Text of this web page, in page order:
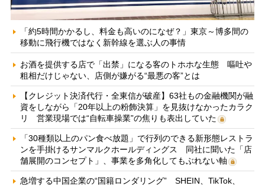
「約5時間かかるし、料金も高いのになぜ？」東京～博多間の
移動に飛行機ではなく新幹線を選ぶ人の事情
お酒を提供する店で「出禁」になる客のトホホな生態 嘔吐や
粗相だけじゃない、店側が嫌がる“最悪の客”とは
【クレジット決済代行・全東信が破産】63社もの金融機関が融
資をしながら「20年以上の粉飾決算」を見抜けなかったカラク
リ 営業現場では“自転車操業”の焦りも表出していた
「30種類以上のパン食べ放題」で行列のできる新形態レストラ
ンを手掛けるサンマルクホールディングス 同社に聞いた「店
舗展開のコンセプト」、事業を多角化してもぶれない軸
急増する中国企業の“国籍ロンダリング” SHEIN、TikTok、